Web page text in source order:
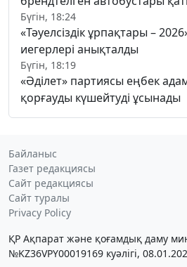
Бүгін, 18:24
«Тәуелсіздік ұрпақтары –
иегерлері анықталды
Бүгін, 18:19
«Әділет» партиясы еңбек
қорғауды күшейтуді ұсынады
Байланыс
Газет редакциясы
Сайт редакциясы
Сайт туралы
Privacy Policy
ҚР Ақпарат және қоғамдық даму
№KZ36VPY00019169 куәлігі,